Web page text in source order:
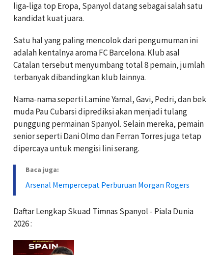
liga-liga top Eropa, Spanyol datang sebagai salah satu
kandidat kuat juara.
Satu hal yang paling mencolok dari pengumuman ini
adalah kentalnya aroma FC Barcelona. Klub asal
Catalan tersebut menyumbang total 8 pemain, jumlah
terbanyak dibandingkan klub lainnya.
Nama-nama seperti Lamine Yamal, Gavi, Pedri, dan bek
muda Pau Cubarsi diprediksi akan menjadi tulang
punggung permainan Spanyol. Selain mereka, pemain
senior seperti Dani Olmo dan Ferran Torres juga tetap
dipercaya untuk mengisi lini serang.
Baca juga:
Arsenal Mempercepat Perburuan Morgan Rogers
Daftar Lengkap Skuad Timnas Spanyol - Piala Dunia
2026 :